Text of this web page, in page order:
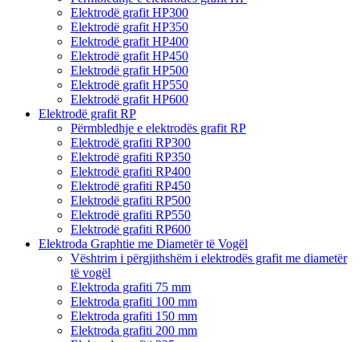
Elektrodë grafit HP300
Elektrodë grafit HP350
Elektrodë grafit HP400
Elektrodë grafit HP450
Elektrodë grafit HP500
Elektrodë grafit HP550
Elektrodë grafit HP600
Elektrodë grafit RP
Përmbledhje e elektrodës grafit RP
Elektrodë grafiti RP300
Elektrodë grafiti RP350
Elektrodë grafiti RP400
Elektrodë grafiti RP450
Elektrodë grafiti RP500
Elektrodë grafiti RP550
Elektrodë grafiti RP600
Elektroda Graphtie me Diametër të Vogël
Vështrim i përgjithshëm i elektrodës grafit me diametër
të vogël
Elektroda grafiti 75 mm
Elektroda grafiti 100 mm
Elektroda grafiti 150 mm
Elektroda grafiti 200 mm